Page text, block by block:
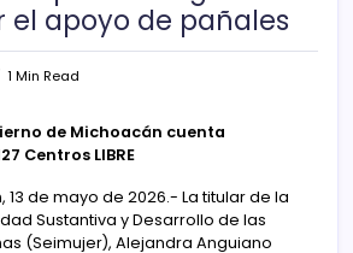
el apoyo de pañales
1 Min Read
de Michoacán cuenta
Centros LIBRE
13 de mayo de 2026.- La titular de la
Sustantiva y Desarrollo de las
(Seimujer), Alejandra Anguiano